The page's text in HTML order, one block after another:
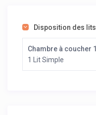
Disposition des lits
Chambre à coucher 1
1 Lit Simple